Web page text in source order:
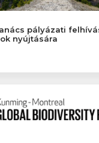
pályázati
nyújtására